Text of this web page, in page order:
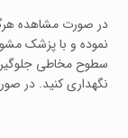
در صورت مشاهده
نموده و با پزشک
سطوح مخاطی
نگهداری کنید. در